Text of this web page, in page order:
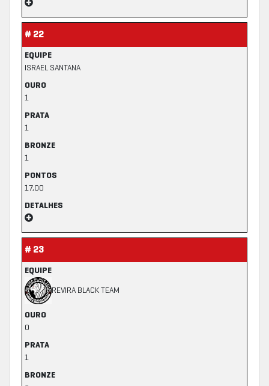
# 22
EQUIPE
ISRAEL SANTANA
OURO
1
PRATA
1
BRONZE
1
PONTOS
17,00
DETALHES
# 23
EQUIPE
REVIRA BLACK TEAM
OURO
0
PRATA
1
BRONZE